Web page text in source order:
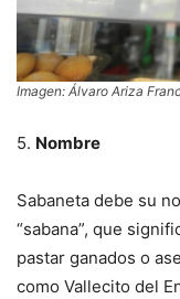
Imagen: Álvaro Ariza
5. Nombre
Sabaneta debe su
“sabana”, que
pastar ganados o
como Vallecito del